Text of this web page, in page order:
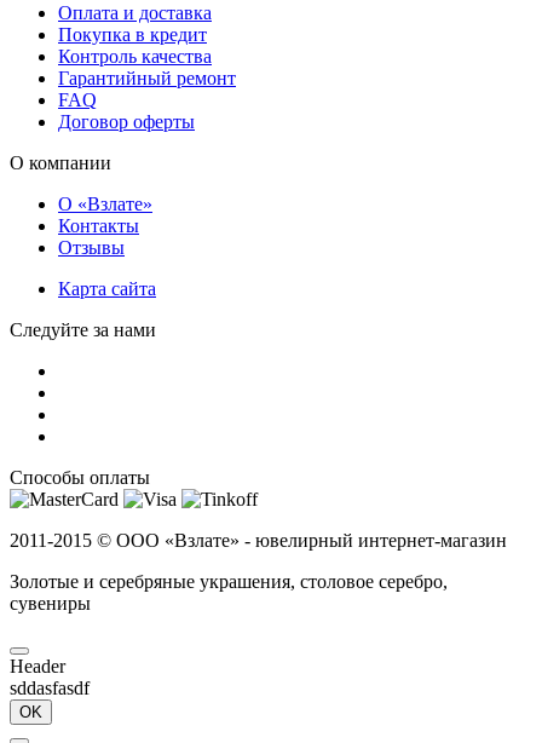
Оплата и доставка
Покупка в кредит
Контроль качества
Гарантийный ремонт
FAQ
Договор оферты
О компании
О «Взлате»
Контакты
Отзывы
Карта сайта
Следуйте за нами
Способы оплаты
2011-2015 © ООО «Взлате» - ювелирный интернет-магазин
Золотые и серебряные украшения, столовое серебро,
сувениры
Header
sddasfasdf
OK